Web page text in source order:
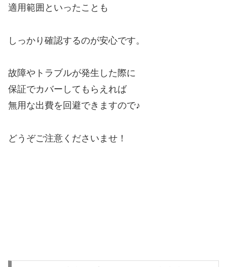
適用範囲といったことも
しっかり確認するのが安心です。
故障やトラブルが発生した際に
保証でカバーしてもらえれば
無用な出費を回避できますので♪
どうぞご注意くださいませ！